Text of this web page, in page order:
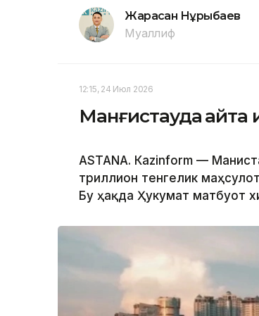
Жарасқан Нұрыбаев
Муаллиф
12:15, 24 Июл 2026
Манғистауда
ASTANА. Кazinform —
триллион тенгелик
Бу ҳақда Ҳукумат матбуот